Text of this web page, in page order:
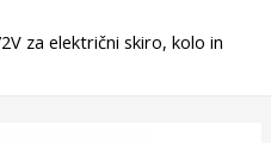
za električni skiro, kolo in